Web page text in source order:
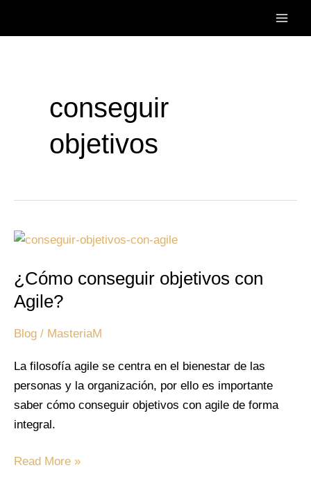
Main
conseguir
objetivos
¿Cómo conseguir objetivos con
Agile?
Blog / MasteriaM
La filosofía agile se centra en el bienestar de las
personas y la organización, por ello es importante
saber cómo conseguir objetivos con agile de forma
integral.
¿Cómo
objetivos
con
Read More »